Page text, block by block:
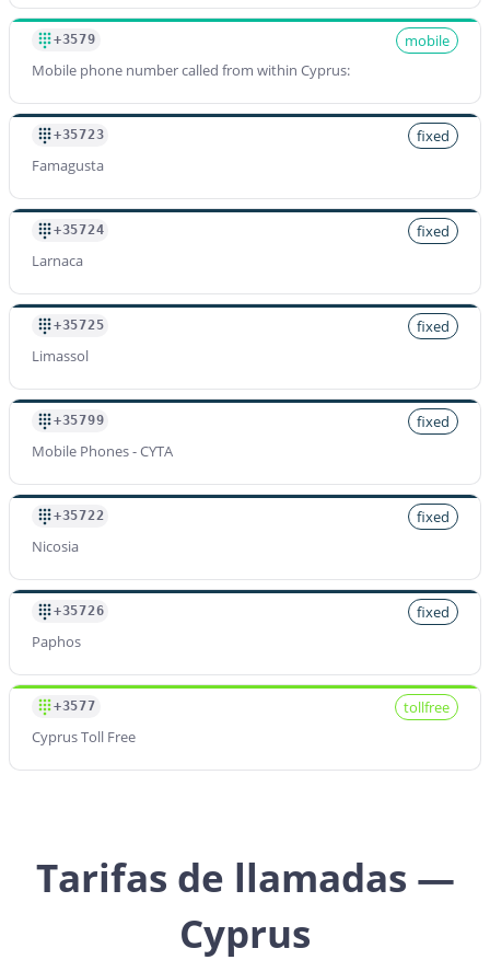
+3579
mobile
Mobile phone number called from within Cyprus:
+35723
fixed
Famagusta
+35724
fixed
Larnaca
+35725
fixed
Limassol
+35799
fixed
Mobile Phones - CYTA
+35722
fixed
Nicosia
+35726
fixed
Paphos
+3577
tollfree
Cyprus Toll Free
Tarifas de llamadas —
Cyprus